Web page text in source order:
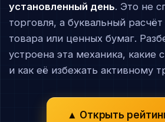
установленный день. Это не
торговля, а буквальный
товара или ценных бумаг.
устроена эта механика, какие
и как её избежать активному
▲ Открыть